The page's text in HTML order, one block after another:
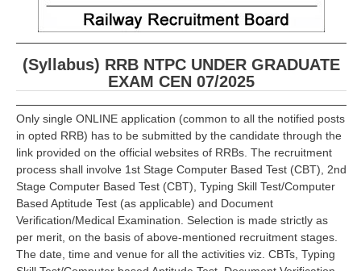
(Syllabus) RRB NTPC UNDER GRADUATE
EXAM CEN 07/2025
Only single ONLINE application (common to all the notified posts
in opted RRB) has to be submitted by the candidate through the
link provided on the official websites of RRBs. The recruitment
process shall involve 1st Stage Computer Based Test (CBT), 2nd
Stage Computer Based Test (CBT), Typing Skill Test/Computer
Based Aptitude Test (as applicable) and Document
Verification/Medical Examination. Selection is made strictly as
per merit, on the basis of above-mentioned recruitment stages.
The date, time and venue for all the activities viz. CBTs, Typing